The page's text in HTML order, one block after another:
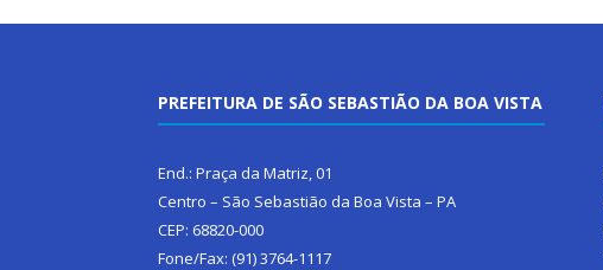
PREFEITURA DE SÃO SEBASTIÃO DA BOA VISTA
End.: Praça da Matriz, 01
Centro – São Sebastião da Boa Vista – PA
CEP: 68820-000
Fone/Fax: (91) 3764-1117